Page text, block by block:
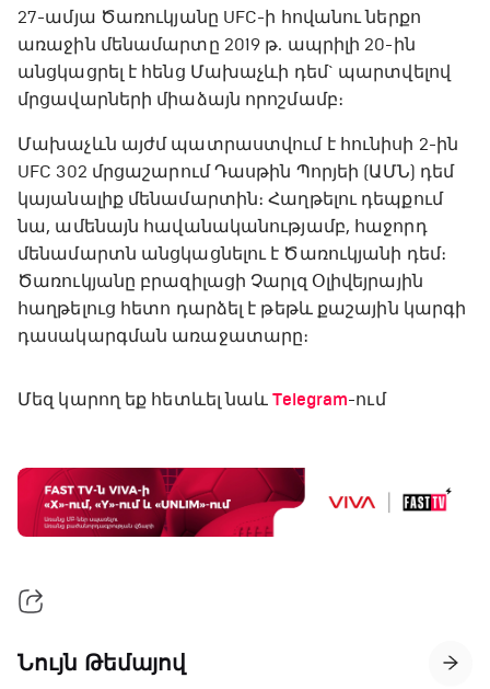
27-ամյա Ծառուկյանը UFC-ի հովանու ներքո
առաջին մենամարտը 2019 թ. ապրիլի 20-ին
անցկացրել է հենց Մախաչևի դեմ` պարտվելով
մրցավարների միաձայն որոշմամբ։
Մախաչևն այժմ պատրաստվում է հունիսի 2-ին
UFC 302 մրցաշարում Դասթին Պորյեի (ԱՄՆ) դեմ
կայանալիք մենամարտին։ Հաղթելու դեպքում
նա, ամենայն հավանականությամբ, հաջորդ
մենամարտն անցկացնելու է Ծառուկյանի դեմ։
Ծառուկյանը բրազիլացի Չարլզ Օլիվեյրային
հաղթելուց հետո դարձել է թեթև քաշային կարգի
դասակարգման առաջատարը։
Մեզ կարող եք հետևել նաև Telegram-ում
Նույն Թեմայով